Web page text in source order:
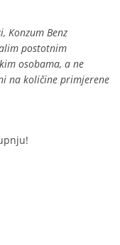
Konzum Benz
postotnim
osobama, a ne
na količine primjerene